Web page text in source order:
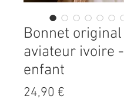
Bonnet original
aviateur ivoire -
enfant
24,90 €